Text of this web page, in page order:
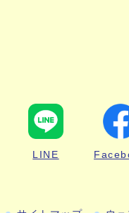
LINE